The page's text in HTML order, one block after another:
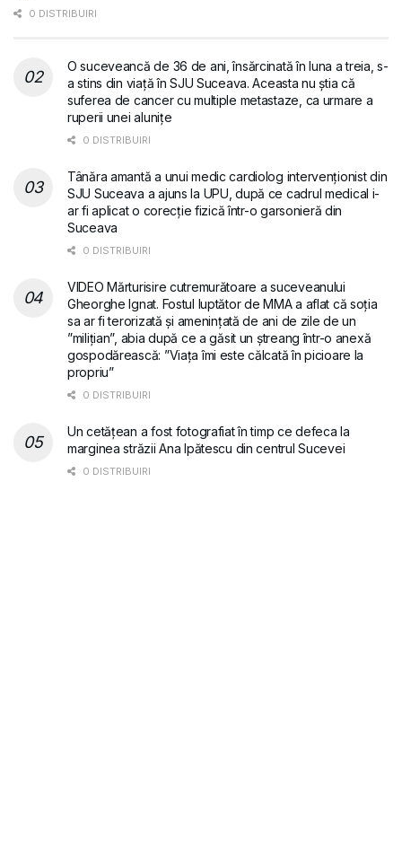
0 DISTRIBUIRI
O suceveancă de 36 de ani, însărcinată în luna a treia, s-
a stins din viață în SJU Suceava. Aceasta nu știa că
suferea de cancer cu multiple metastaze, ca urmare a
ruperii unei alunițe
0 DISTRIBUIRI
Tânăra amantă a unui medic cardiolog intervenționist din
SJU Suceava a ajuns la UPU, după ce cadrul medical i-
ar fi aplicat o corecție fizică într-o garsonieră din
Suceava
0 DISTRIBUIRI
VIDEO Mărturisire cutremurătoare a suceveanului
Gheorghe Ignat. Fostul luptător de MMA a aflat că soția
sa ar fi terorizată și amenințată de ani de zile de un
”milițian”, abia după ce a găsit un ștreang într-o anexă
gospodărească: ”Viața îmi este călcată în picioare la
propriu”
0 DISTRIBUIRI
Un cetățean a fost fotografiat în timp ce defeca la
marginea străzii Ana Ipătescu din centrul Sucevei
0 DISTRIBUIRI